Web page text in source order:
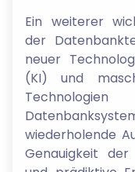
Ein weiterer
der
neuer
(KI) und
wiederholende
Genauigkeit